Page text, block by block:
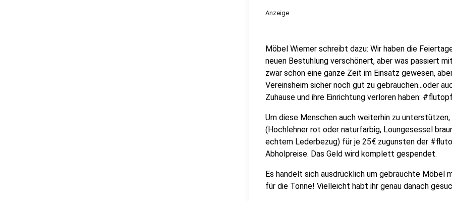
Anzeige
Möbel Wiemer schreibt dazu: Wir haben die
neuen Bestuhlung verschönert, aber was passiert
zwar schon eine ganze Zeit im Einsatz gewesen,
Vereinsheim sicher noch gut zu gebrauchen...oder
Zuhause und ihre Einrichtung verloren haben:
Um diese Menschen auch weiterhin zu
(Hochlehner rot oder naturfarbig, Loungesessel
echtem Lederbezug) für je 25€ zugunsten der
Abholpreise. Das Geld wird komplett gespendet.
Es handelt sich ausdrücklich um gebrauchte Möbel
für die Tonne! Vielleicht habt ihr genau danach